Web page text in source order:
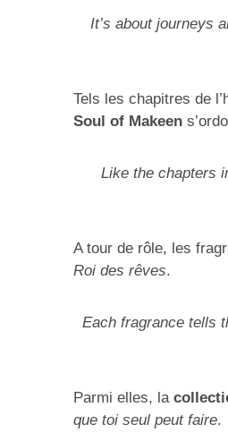
It’s about journeys
Tels les chapitres de
Soul of Makeen
Like the chapters
A tour de rôle, les
Roi des rêves.
Each fragrance tells
Parmi elles, la
que toi seul peut faire.